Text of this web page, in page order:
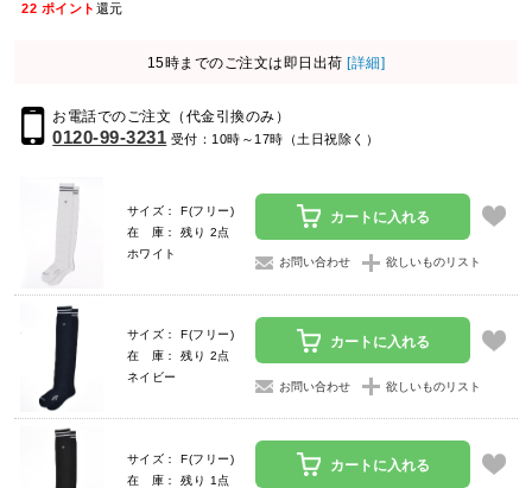
22 ポイント 還元
15時までのご注文は即日出荷 [詳細]
お電話でのご注文（代金引換のみ）
0120-99-3231 受付：10時～17時（土日祝除く）
サイズ： F(フリー)
在 庫： 残り 2点
ホワイト
カートに入れる
お問い合わせ 欲しいものリスト
サイズ： F(フリー)
在 庫： 残り 2点
ネイビー
カートに入れる
お問い合わせ 欲しいものリスト
サイズ： F(フリー)
在 庫： 残り 1点
カートに入れる